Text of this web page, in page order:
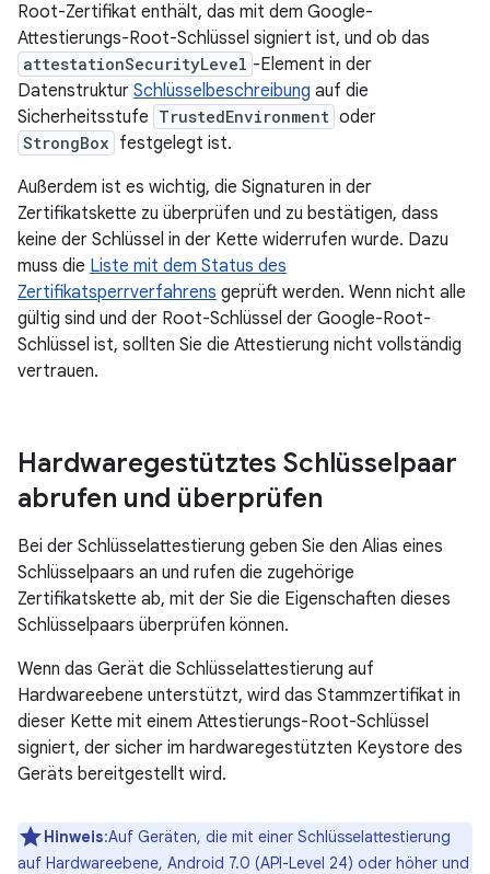
Root-Zertifikat enthält, das mit dem Google-
Attestierungs-Root-Schlüssel signiert ist, und ob das
attestationSecurityLevel -Element in der
Datenstruktur Schlüsselbeschreibung auf die
Sicherheitsstufe TrustedEnvironment oder
StrongBox festgelegt ist.
Außerdem ist es wichtig, die Signaturen in der
Zertifikatskette zu überprüfen und zu bestätigen, dass
keine der Schlüssel in der Kette widerrufen wurde. Dazu
muss die Liste mit dem Status des
Zertifikatsperrverfahrens geprüft werden. Wenn nicht alle
gültig sind und der Root-Schlüssel der Google-Root-
Schlüssel ist, sollten Sie die Attestierung nicht vollständig
vertrauen.
Hardwaregestütztes Schlüsselpaar
abrufen und überprüfen
Bei der Schlüsselattestierung geben Sie den Alias eines
Schlüsselpaars an und rufen die zugehörige
Zertifikatskette ab, mit der Sie die Eigenschaften dieses
Schlüsselpaars überprüfen können.
Wenn das Gerät die Schlüsselattestierung auf
Hardwareebene unterstützt, wird das Stammzertifikat in
dieser Kette mit einem Attestierungs-Root-Schlüssel
signiert, der sicher im hardwaregestützten Keystore des
Geräts bereitgestellt wird.
Hinweis:Auf Geräten, die mit einer Schlüsselattestierung
auf Hardwareebene, Android 7.0 (API-Level 24) oder höher und